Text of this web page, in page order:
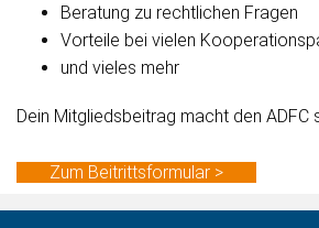
Beratung zu rechtlichen Fragen
Vorteile bei vielen
und vieles mehr
Dein Mitgliedsbeitrag macht den ADFC
Zum Beitrittsformular >